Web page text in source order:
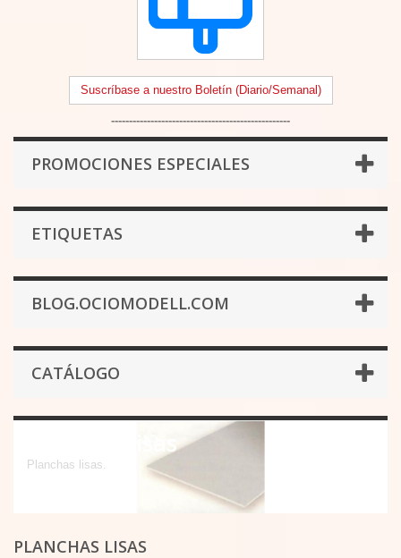
Suscríbase a nuestro Boletín (Diario/Semanal)
--------------------------------------------------
PROMOCIONES ESPECIALES
ETIQUETAS
BLOG.OCIOMODELL.COM
CATÁLOGO
Planchas lisas
Planchas lisas.
PLANCHAS LISAS